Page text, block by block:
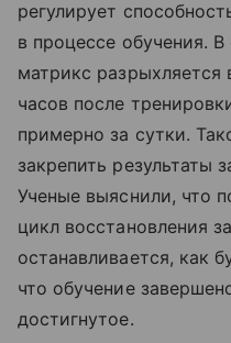
регулирует
в процессе обучения.
матрикс разрыхляется
часов после
примерно за сутки.
закрепить результаты
Ученые выяснили, что
цикл восстановления
останавливается, как
что обучение
достигнутое.